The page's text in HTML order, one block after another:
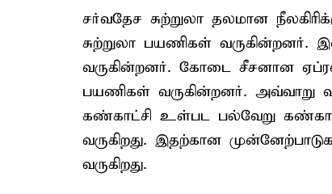
சர்வதேச சுற்றுலா தலமான
சுற்றுலா பயணிகள் வருகின்றனர்.
வருகின்றனர். கோடை சீசனான
பயணிகள் வருகின்றனர். அவ்வாறு
கண்காட்சி உள்பட பல்வேறு
வருகிறது. இதற்கான
வருகிறது.